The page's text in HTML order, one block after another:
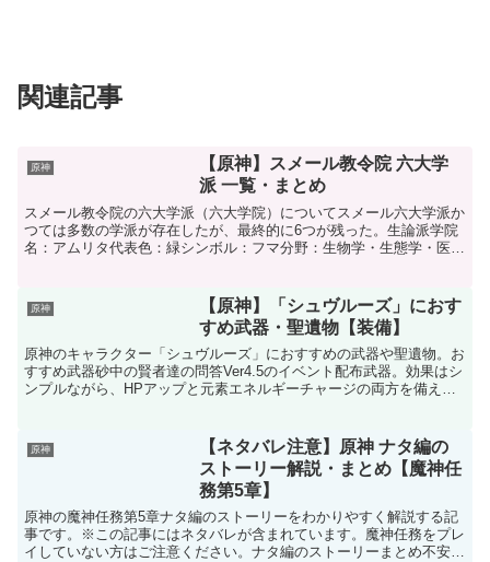
関連記事
原神
【原神】スメール教令院 六大学
派 一覧・まとめ
スメール教令院の六大学派（六大学院）についてスメール六大学派か
つては多数の学派が存在したが、最終的に6つが残った。生論派学院
名：アムリタ代表色：緑シンボル：フマ分野：生物学・生態学・医学
原神
【原神】「シュヴルーズ」におす
すめ武器・聖遺物【装備】
原神のキャラクター「シュヴルーズ」におすすめの武器や聖遺物。お
すすめ武器砂中の賢者達の問答Ver4.5のイベント配布武器。効果はシ
ンプルながら、HPアップと元素エネルギーチャージの両方を備え
原神
【ネタバレ注意】原神 ナタ編の
ストーリー解説・まとめ【魔神任
務第5章】
原神の魔神任務第5章ナタ編のストーリーをわかりやすく解説する記
事です。※この記事にはネタバレが含まれています。魔神任務をプレ
イしていない方はご注意ください。ナタ編のストーリーまとめ不安定